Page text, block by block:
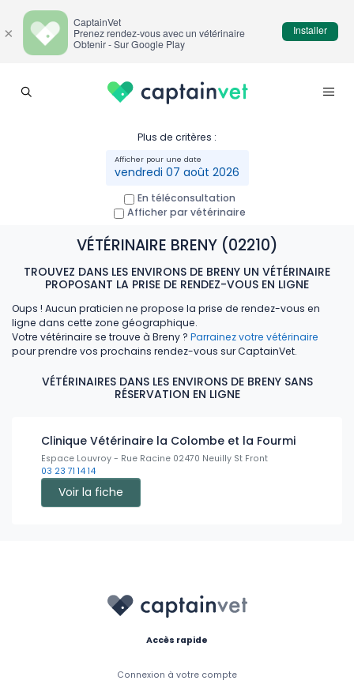
Plus de critères :
vendredi 07 août 2026
En téléconsultation
Afficher par vétérinaire
VÉTÉRINAIRE BRENY (02210)
TROUVEZ DANS LES ENVIRONS DE BRENY UN VÉTÉRINAIRE
PROPOSANT LA PRISE DE RENDEZ-VOUS EN LIGNE
Oups ! Aucun praticien ne propose la prise de rendez-vous en
ligne dans cette zone géographique.
Votre vétérinaire se trouve à Breny ? Parrainez votre vétérinaire
pour prendre vos prochains rendez-vous sur CaptainVet.
VÉTÉRINAIRES DANS LES ENVIRONS DE BRENY SANS
RÉSERVATION EN LIGNE
Clinique Vétérinaire la Colombe et la Fourmi
Espace Louvroy - Rue Racine 02470 Neuilly St Front
03 23 71 14 14
Voir la fiche
Accès rapide
Connexion à votre compte
×
CaptainVet
Prenez rendez-vous avec un vétérinaire
Obtenir - Sur Google Play
Installer